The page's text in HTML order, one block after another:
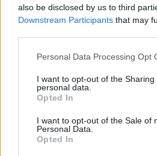
also be disclosed by us to third
Downstream Participants that may
Please note that this website/app
not limited to your visit or usage
grant or deny consent to Google
use your data for below specified
consent section.
Personal Data Processing Opt
I want to opt-out of the Sharing
personal data.
Opted In
I want to opt-out of the Sale of
Personal Data.
Opted In
της Μονάδας
Μεγάλων Επιχειρήσεων
Οφέλη για τις
Οι συμμετέχουσες
Συγκεντρώσουν